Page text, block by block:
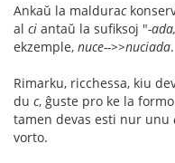
Ankaŭ la maldurac
al ci antaŭ la sufiksoj "-
ekzemple, nuce-->>nuciada.
Rimarku, ricchessa, kiu
du c, ĝuste pro ke la
tamen devas esti nur unu
vorto.